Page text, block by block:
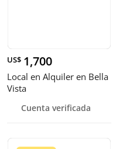
US$ 1,700
Local en Alquiler en Bella
Vista
Cuenta verificada